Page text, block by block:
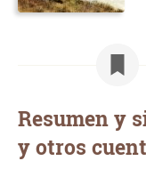
Resumen y
y otros